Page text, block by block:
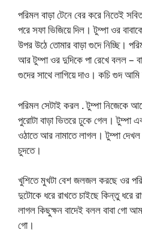
পরিমল বাড়া টেনে বের করে নিতেই
পরে সফা ভিজিয়ে দিল। টুম্পা ওর
উপর উঠে তোমার বাড়া গুদে নিচ্ছি।
আর টুম্পা ওর দুদিকে পা রেখে বলল –
গুদের সাথে লাগিয়ে দাও। কচি গুদ
পরিমল সেটাই করল . টুম্পা নিজেকে
পুরোটা বাড়া ভিতরে ঢুকে গেল। টুম্পা
ওঠাতে আর নামাতে লাগল। টুম্পা
চুদতে।
খুশিতে মুখটা বেশ জলজল করছে ওর
দুটোকে ধরে রাখতে চাইছে কিন্তু ধরে
লাগল কিছুক্ষন বাদেই বলল বাবা গো
গো।